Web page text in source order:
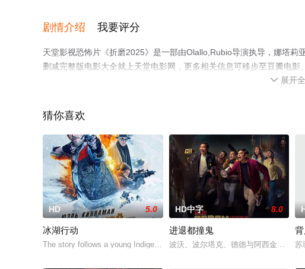
剧情介绍 我要评分
天堂影视恐怖片《折磨2025》是一部由Olallo,Rubio导演执导，娜塔莉
删减完整版电影大全就上天堂电影网，更多相关信息可移步至豆瓣电影
 展开
猜你喜欢
HD 5.0
冰湖行动
The story follows a young Indigenous game warden who arrests an
HD中字 8.0
进退都撞鬼
波沃、波尔塔克、德德与阿西金是电影
苏